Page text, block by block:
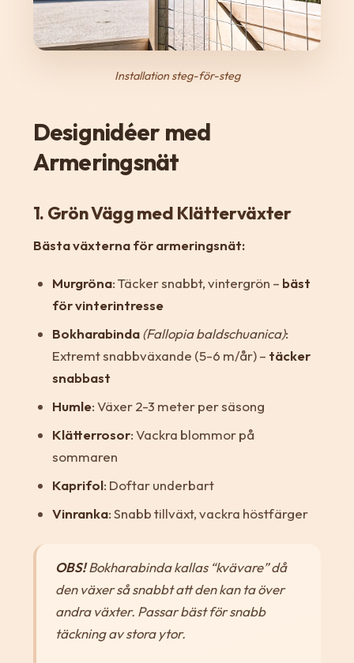
Installation steg-för-steg
Designidéer med
Armeringsnät
1. Grön Vägg med Klätterväxter
Bästa växterna för armeringsnät:
Murgröna: Täcker snabbt, vintergrön – bäst
för vinterintresse
Bokharabinda (Fallopia baldschuanica):
Extremt snabbväxande (5-6 m/år) – täcker
snabbast
Humle: Växer 2-3 meter per säsong
Klätterrosor: Vackra blommor på
sommaren
Kaprifol: Doftar underbart
Vinranka: Snabb tillväxt, vackra höstfärger
OBS!Bokharabinda kallas “kvävare” då
den växer så snabbt att den kan ta över
andra växter. Passar bäst för snabb
täckning av stora ytor.